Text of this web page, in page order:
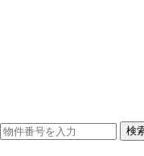
検